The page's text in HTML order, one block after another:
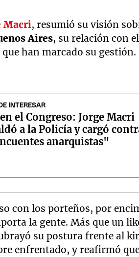
Macri, resumió su visión
Aires, su relación con
han marcado su gestión.
INTERESAR
el Congreso: Jorge Macri
a la Policía y cargó
anarquistas"
con los porteños, por
la gente. Más que un
su postura frente al
enfrentado, y reafirmó